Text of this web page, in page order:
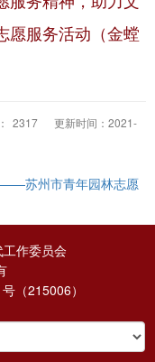
服务活动（金螳
2317
更新时间：2021-
——苏州市青年园林志愿
作委员会
（215006）